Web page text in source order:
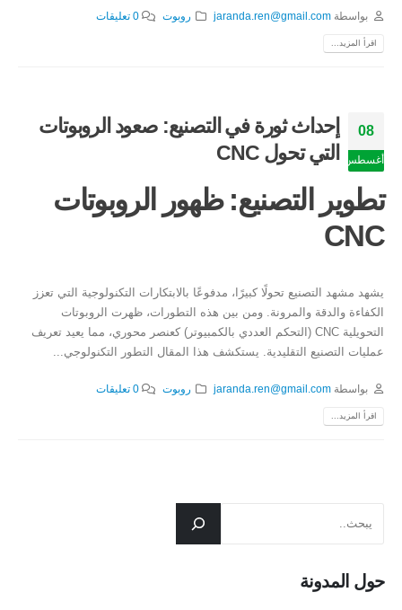
بواسطة jaranda.ren@gmail.com روبوت 0 تعليقات
اقرأ المزيد...
08
أغسطس
إحداث ثورة في التصنيع: صعود الروبوتات
التي تحول CNC
تطوير التصنيع: ظهور الروبوتات
CNC
يشهد مشهد التصنيع تحولًا كبيرًا، مدفوعًا بالابتكارات التكنولوجية التي تعزز
الكفاءة والدقة والمرونة. ومن بين هذه التطورات، ظهرت الروبوتات
التحويلية CNC (التحكم العددي بالكمبيوتر) كعنصر محوري، مما يعيد تعريف
عمليات التصنيع التقليدية. يستكشف هذا المقال التطور التكنولوجي...
بواسطة jaranda.ren@gmail.com روبوت 0 تعليقات
اقرأ المزيد...
حول المدونة